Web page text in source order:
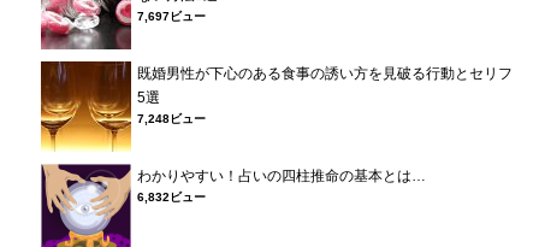
7,697ビュー
既婚男性が下心のある食事の誘い方を見破る行動とセリフ
5選
7,248ビュー
わかりやすい！占いの四柱推命の基本とは…
6,832ビュー